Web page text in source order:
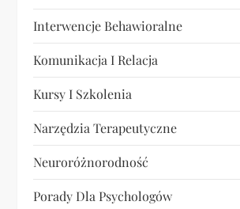
Interwencje Behawioralne
Komunikacja I Relacja
Kursy I Szkolenia
Narzędzia Terapeutyczne
Neuroróżnorodność
Porady Dla Psychologów